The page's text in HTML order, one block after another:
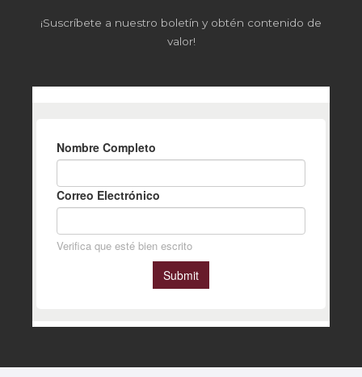
¡Suscríbete a nuestro boletín y obtén contenido de
valor!